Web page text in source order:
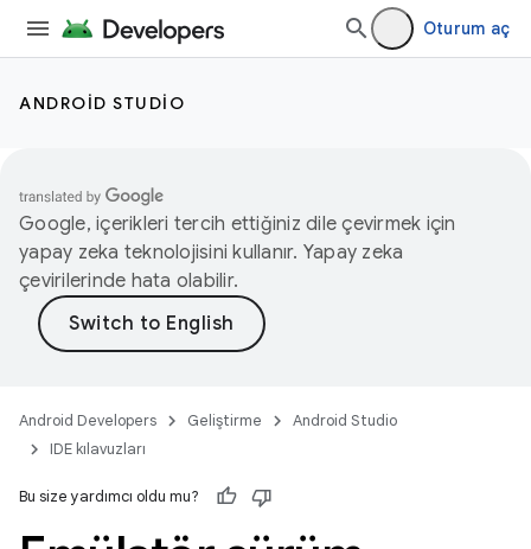
Oturum aç
ANDROID STUDIO
Google, içerikleri tercih ettiğiniz dile çevirmek için
yapay zeka teknolojisini kullanır. Yapay zeka
çevirilerinde hata olabilir.
Android Developers Geliştirme
Android Studio
IDE kılavuzları
Bu size yardımcı oldu mu?